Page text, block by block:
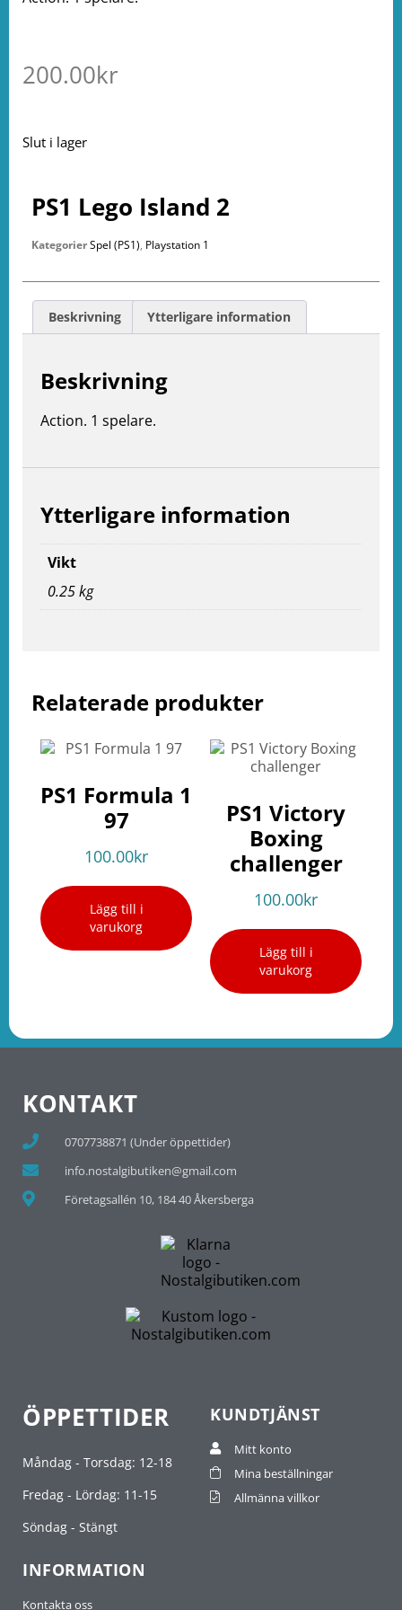
200.00kr
Slut i lager
Relaterade produkter
PS1 Formula 1
97
100.00kr
Lägg till i
varukorg
PS1 Victory
Boxing
challenger
100.00kr
Lägg till i
varukorg
PS1 Lego Island 2
KategorierSpel (PS1), Playstation 1
Beskrivning Ytterligare information
Beskrivning
Action. 1 spelare.
Ytterligare information
Vikt
0.25 kg
KONTAKT
0707738871 (Under öppettider)
info.nostalgibutiken@gmail.com
Företagsallén 10, 184 40 Åkersberga
ÖPPETTIDER
Måndag - Torsdag: 12-18
Fredag - Lördag: 11-15
Söndag - Stängt
KUNDTJÄNST
Mitt konto
Mina beställningar
Allmänna villkor
INFORMATION
Kontakta oss